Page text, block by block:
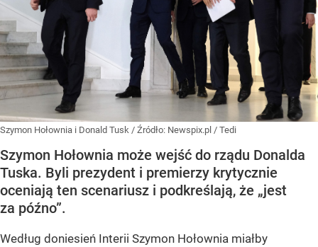
Szymon Hołownia i Donald Tusk / Źródło: Newspix.pl / Tedi
Szymon Hołownia może wejść do rządu Donalda
Tuska. Byli prezydent i premierzy krytycznie
oceniają ten scenariusz i podkreślają, że „jest
za późno”.
Według doniesień Interii Szymon Hołownia miałby